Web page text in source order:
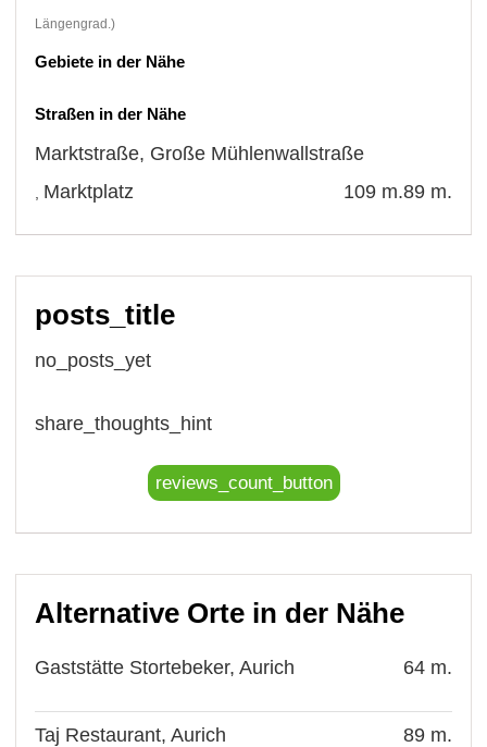
Längengrad.)
Gebiete in der Nähe
Straßen in der Nähe
Marktstraße, Große Mühlenwallstraße
89 m.
Marktplatz 109 m.
posts_title
no_posts_yet
share_thoughts_hint
reviews_count_button
Alternative Orte in der Nähe
Gaststätte Stortebeker, Aurich 64 m.
Taj Restaurant, Aurich 89 m.